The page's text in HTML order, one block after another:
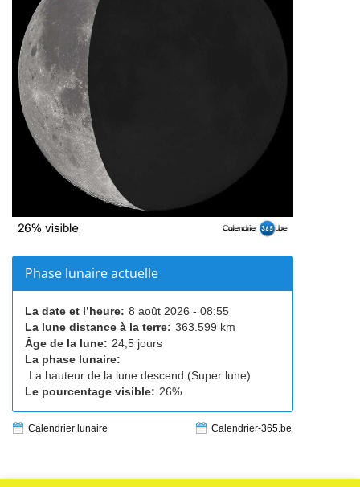
Phase lunaire actuelle
La date et l’heure: 8 août 2026 - 08:55
La lune distance à la terre: 363.599 km
Âge de la lune: 24,5 jours
La phase lunaire:
La hauteur de la lune descend (Super lune)
Le pourcentage visible: 26%
Calendrier lunaire Calendrier-365.be